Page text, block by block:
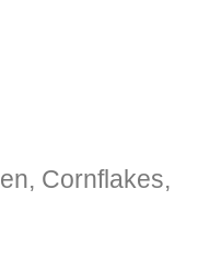
Cornflakes,